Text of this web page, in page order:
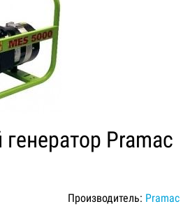
Pramac
Производитель: Pramac